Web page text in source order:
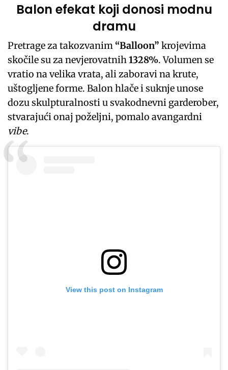
Balon efekat koji donosi modnu
dramu
Pretrage za takozvanim “Balloon” krojevima
skočile su za nevjerovatnih1328%. Volumen se
vratio na velika vrata, ali zaboravi na krute,
uštogljene forme. Balon hlače i suknje unose
dozu skulpturalnosti u svakodnevni garderober,
stvarajući onaj poželjni, pomalo avangardni
vibe.
View this post on Instagram